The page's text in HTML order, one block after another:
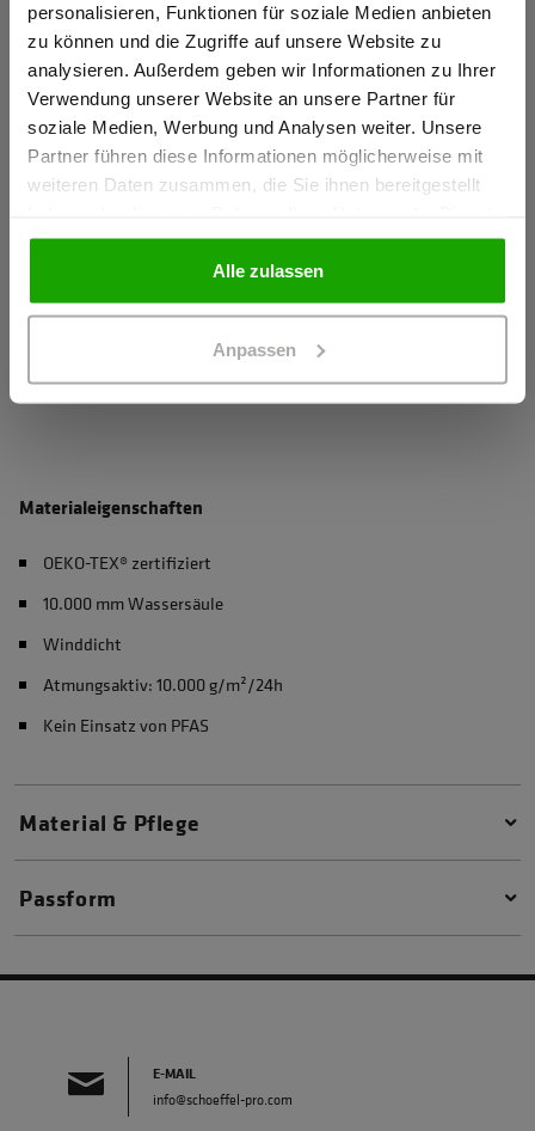
personalisieren, Funktionen für soziale Medien anbieten
zu können und die Zugriffe auf unsere Website zu
analysieren. Außerdem geben wir Informationen zu Ihrer
Verwendung unserer Website an unsere Partner für
soziale Medien, Werbung und Analysen weiter. Unsere
Partner führen diese Informationen möglicherweise mit
weiteren Daten zusammen, die Sie ihnen bereitgestellt
gesammelt haben.
Alle zulassen
Anpassen
Innenkragen aus robustem Softshell und mit integrierter
Membran - hält kratzigem Bart und Wind stand
Leichte und komfortable Wattierung
Hochwertiges Westenfutter für mehr Tragekomfort und
besseres Körperklima
Schwabmünchen, Deutschland
info@schoeffel-pro.com
Materialeigenschaften
OEKO-TEX® zertifiziert
10.000 mm Wassersäule
Winddicht
Atmungsaktiv: 10.000 g/m²/24h
Kein Einsatz von PFAS
Material & Pflege
Passform
E-MAIL
info@schoeffel-pro.com
Ich bestätige, dass ich Gewerbetreibender bin. Alle
Preise werden netto ausgewiesen.